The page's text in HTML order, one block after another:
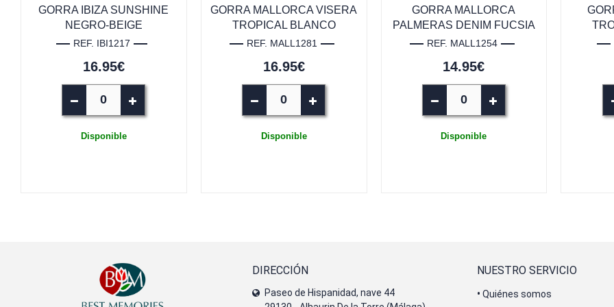
GORRA IBIZA SUNSHINE
NEGRO-BEIGE
REF. IBI1217
16.95€
Disponible
GORRA MALLORCA VISERA
TROPICAL BLANCO
REF. MALL1281
16.95€
Disponible
GORRA MALLORCA
PALMERAS DENIM FUCSIA
REF. MALL1254
14.95€
Disponible
DIRECCIÓN
Paseo de Hispanidad, nave 44
NUESTRO SERVICIO
• Quiénes somos